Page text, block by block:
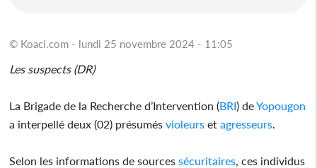
© Koaci.com - lundi 25 novembre 2024 - 11:05
Les suspects (DR)
La Brigade de la Recherche d’Intervention (BRI) deYopougon
a interpellé deux (02) présumésvioleurs etagresseurs
Selon les informations de sourcessécuritaires , ces individus